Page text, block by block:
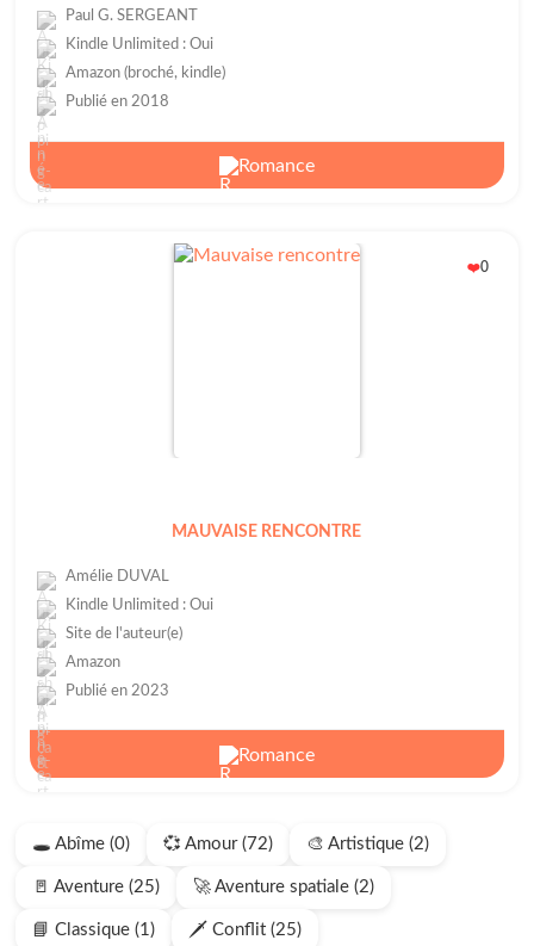
Paul G. SERGEANT
Kindle Unlimited : Oui
Amazon (broché, kindle)
Publié en 2018
Romance
❤️0
MAUVAISE RENCONTRE
Amélie DUVAL
Kindle Unlimited : Oui
Site de l'auteur(e)
Amazon
Publié en 2023
Romance
🕳️ Abîme (0) 💞 Amour (72) 🎨 Artistique (2)
🚪 Aventure (25) 🚀 Aventure spatiale (2)
📘 Classique (1) 🗡️ Conflit (25)